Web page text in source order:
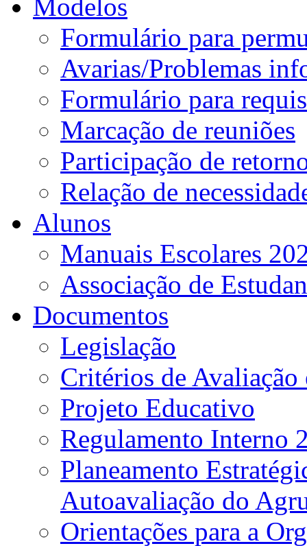
Modelos
Formulário para
Avarias/Problemas
Formulário para
Marcação de reuniões
Participação de
Relação de
Alunos
Manuais Escolares
Associação de
Documentos
Legislação
Critérios de
Projeto Educativo
Regulamento Interno
Planeamento
Autoavaliação do
Orientações para a